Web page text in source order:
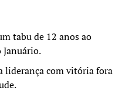
tabu de 12 anos ao
Januário.
liderança com vitória fora